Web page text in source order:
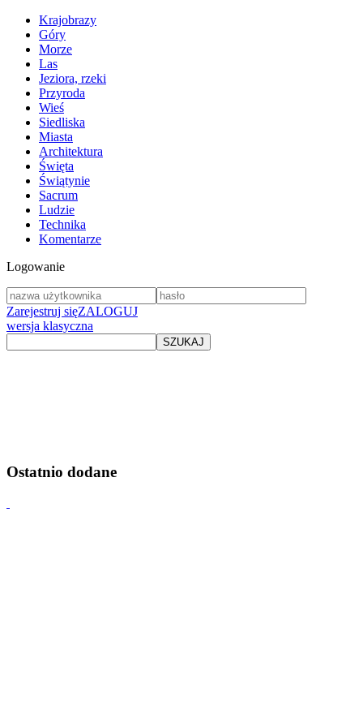
Krajobrazy
Góry
Morze
Las
Jeziora, rzeki
Przyroda
Wieś
Siedliska
Miasta
Architektura
Święta
Świątynie
Sacrum
Ludzie
Technika
Komentarze
Logowanie
Zarejestruj sięZALOGUJ
wersja klasyczna
Ostatnio dodane